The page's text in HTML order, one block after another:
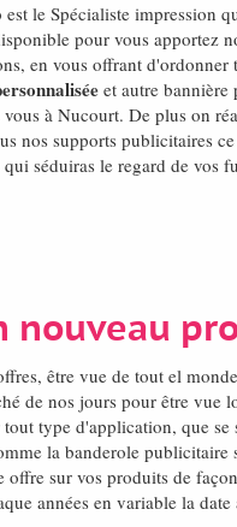
le Spécialiste impression
pour vous apportez
en vous offrant d'ordonner
et autre bannière
à Nucourt. De plus on
nos supports publicitaires
séduiras le regard de vos
nouveau
être vue de tout el
de nos jours pour être vue
tout type d'application, que
la banderole
offre sur vos produits de
années en variable la